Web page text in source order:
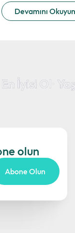
Devamını Okuyun
olun
Abone Olun